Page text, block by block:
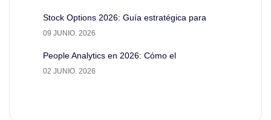
Stock Options 2026: Guía estratégica para
09 JUNIO. 2026
People Analytics en 2026: Cómo el
02 JUNIO. 2026